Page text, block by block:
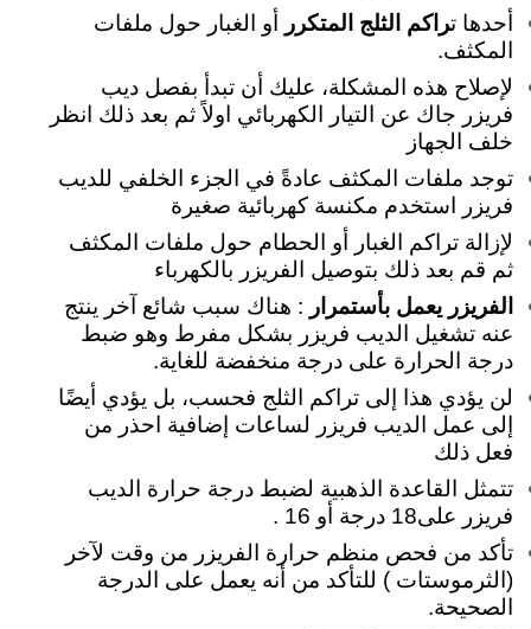
أحدها تراكم الثلج المتكرر أو الغبار حول ملفات
المكثف.
لإصلاح هذه المشكلة، عليك أن تبدأ بفصل ديب
فريزر جاك عن التيار الكهربائي اولاً ثم بعد ذلك انظر
خلف الجهاز
توجد ملفات المكثف عادةً في الجزء الخلفي للديب
فريزر استخدم مكنسة كهربائية صغيرة
لإزالة تراكم الغبار أو الحطام حول ملفات المكثف
ثم قم بعد ذلك بتوصيل الفريزر بالكهرباء
الفريزر يعمل بأستمرار : هناك سبب شائع آخر ينتج
عنه تشغيل الديب فريزر بشكل مفرط وهو ضبط
درجة الحرارة على درجة منخفضة للغاية.
لن يؤدي هذا إلى تراكم الثلج فحسب، بل يؤدي أيضًا
إلى عمل الديب فريزر لساعات إضافية احذر من
فعل ذلك
تتمثل القاعدة الذهبية لضبط درجة حرارة الديب
فريزر على18 درجة أو 16 .
تأكد من فحص منظم حرارة الفريزر من وقت لآخر
(الثرموستات ) للتأكد من أنه يعمل على الدرجة
الصحيحة.